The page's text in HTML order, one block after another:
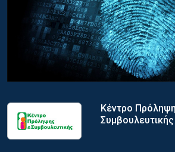
Κέντρο
Συμβουλευτικής